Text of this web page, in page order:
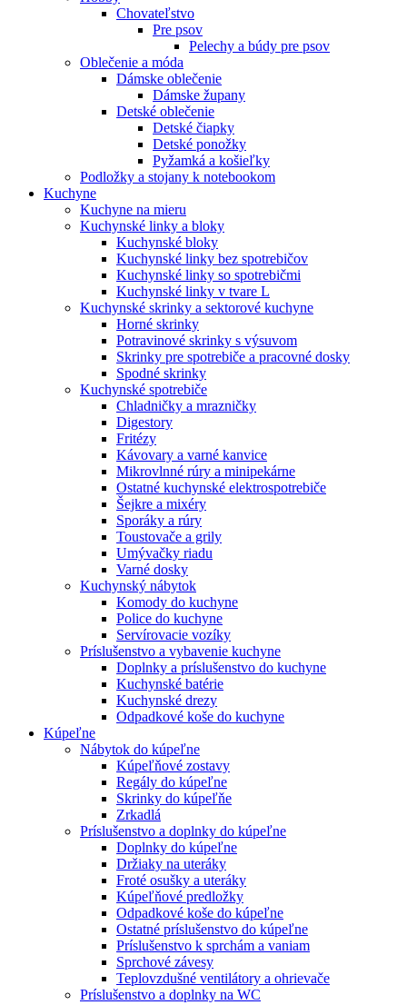
Chovateľstvo
Pre psov
Pelechy a búdy pre psov
Oblečenie a móda
Dámske oblečenie
Dámske župany
Detské oblečenie
Detské čiapky
Detské ponožky
Pyžamká a košieľky
Podložky a stojany k notebookom
Kuchyne
Kuchyne na mieru
Kuchynské linky a bloky
Kuchynské bloky
Kuchynské linky bez spotrebičov
Kuchynské linky so spotrebičmi
Kuchynské linky v tvare L
Kuchynské skrinky a sektorové kuchyne
Horné skrinky
Potravinové skrinky s výsuvom
Skrinky pre spotrebiče a pracovné dosky
Spodné skrinky
Kuchynské spotrebiče
Chladničky a mrazničky
Digestory
Fritézy
Kávovary a varné kanvice
Mikrovlnné rúry a minipekárne
Ostatné kuchynské elektrospotrebiče
Šejkre a mixéry
Sporáky a rúry
Toustovače a grily
Umývačky riadu
Varné dosky
Kuchynský nábytok
Komody do kuchyne
Police do kuchyne
Servírovacie vozíky
Príslušenstvo a vybavenie kuchyne
Doplnky a príslušenstvo do kuchyne
Kuchynské batérie
Kuchynské drezy
Odpadkové koše do kuchyne
Kúpeľne
Nábytok do kúpeľne
Kúpeľňové zostavy
Regály do kúpeľne
Skrinky do kúpeľňe
Zrkadlá
Príslušenstvo a doplnky do kúpeľne
Doplnky do kúpeľne
Držiaky na uteráky
Froté osušky a uteráky
Kúpeľňové predložky
Odpadkové koše do kúpeľne
Ostatné príslušenstvo do kúpeľne
Príslušenstvo k sprchám a vaniam
Sprchové závesy
Teplovzdušné ventilátory a ohrievače
Príslušenstvo a doplnky na WC